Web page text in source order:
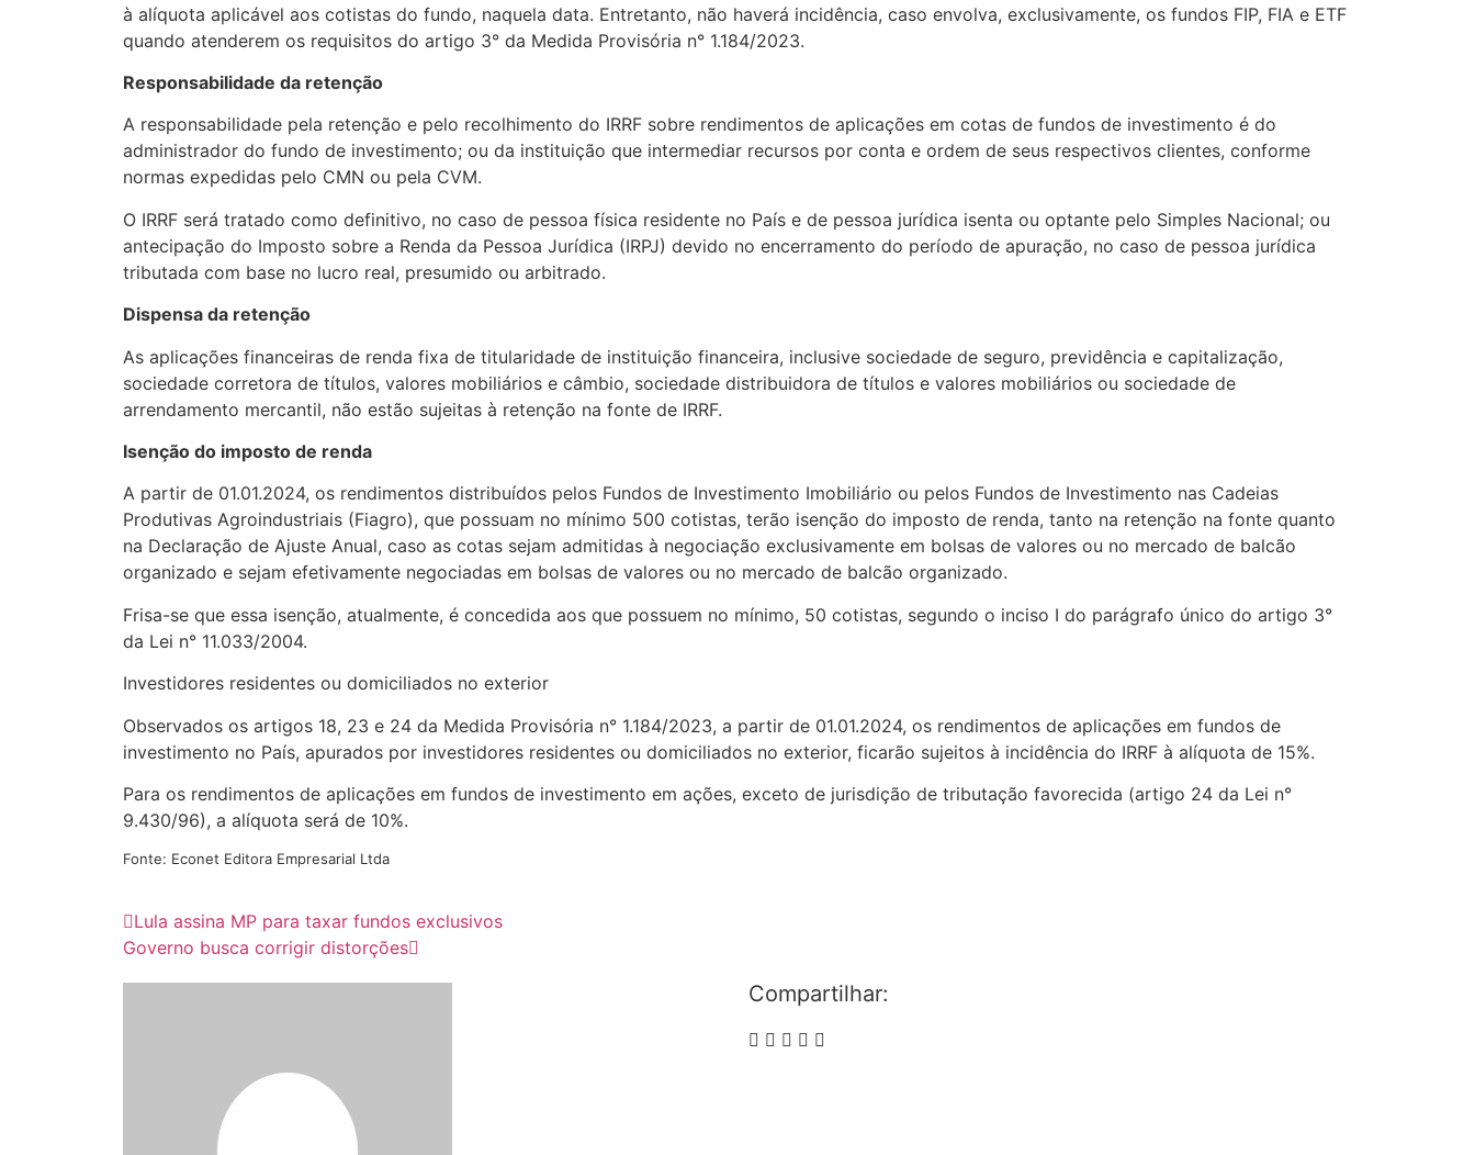
à alíquota aplicável aos cotistas do fundo, naquela data. Entretanto, não haverá incidência, caso envolva, exclusivamente, os fundos FIP, FIA e ETF
quando atenderem os requisitos do artigo 3° da Medida Provisória n° 1.184/2023.
Responsabilidade da retenção
A responsabilidade pela retenção e pelo recolhimento do IRRF sobre rendimentos de aplicações em cotas de fundos de investimento é do
administrador do fundo de investimento; ou da instituição que intermediar recursos por conta e ordem de seus respectivos clientes, conforme
normas expedidas pelo CMN ou pela CVM.
O IRRF será tratado como definitivo, no caso de pessoa física residente no País e de pessoa jurídica isenta ou optante pelo Simples Nacional; ou
antecipação do Imposto sobre a Renda da Pessoa Jurídica (IRPJ) devido no encerramento do período de apuração, no caso de pessoa jurídica
tributada com base no lucro real, presumido ou arbitrado.
Dispensa da retenção
As aplicações financeiras de renda fixa de titularidade de instituição financeira, inclusive sociedade de seguro, previdência e capitalização,
sociedade corretora de títulos, valores mobiliários e câmbio, sociedade distribuidora de títulos e valores mobiliários ou sociedade de
arrendamento mercantil, não estão sujeitas à retenção na fonte de IRRF.
Isenção do imposto de renda
A partir de 01.01.2024, os rendimentos distribuídos pelos Fundos de Investimento Imobiliário ou pelos Fundos de Investimento nas Cadeias
Produtivas Agroindustriais (Fiagro), que possuam no mínimo 500 cotistas, terão isenção do imposto de renda, tanto na retenção na fonte quanto
na Declaração de Ajuste Anual, caso as cotas sejam admitidas à negociação exclusivamente em bolsas de valores ou no mercado de balcão
organizado e sejam efetivamente negociadas em bolsas de valores ou no mercado de balcão organizado.
Frisa-se que essa isenção, atualmente, é concedida aos que possuem no mínimo, 50 cotistas, segundo o inciso I do parágrafo único do artigo 3°
da Lei n° 11.033/2004.
Investidores residentes ou domiciliados no exterior
Observados os artigos 18, 23 e 24 da Medida Provisória n° 1.184/2023, a partir de 01.01.2024, os rendimentos de aplicações em fundos de
investimento no País, apurados por investidores residentes ou domiciliados no exterior, ficarão sujeitos à incidência do IRRF à alíquota de 15%.
Para os rendimentos de aplicações em fundos de investimento em ações, exceto de jurisdição de tributação favorecida (artigo 24 da Lei n°
9.430/96), a alíquota será de 10%.
Fonte: Econet Editora Empresarial Ltda
Lula assina MP para taxar fundos exclusivos
Governo busca corrigir distorções
Compartilhar: